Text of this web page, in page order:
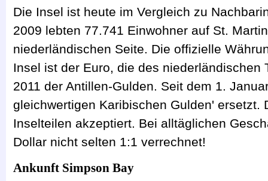
Die Insel ist heute im Vergleich zu
2009 lebten 77.741 Einwohner auf St.
niederländischen Seite. Die offizielle
Insel ist der Euro, die des niederländischen
2011 der Antillen-Gulden. Seit dem 1.
gleichwertigen Karibischen Gulden' ersetzt.
Inselteilen akzeptiert. Bei alltäglichen
Dollar nicht selten 1:1 verrechnet!
Ankunft Simpson Bay